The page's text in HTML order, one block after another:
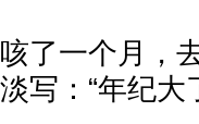
咳了一个月，
淡写：“年纪大